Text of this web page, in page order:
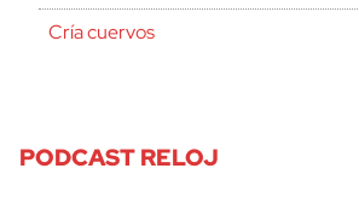
Cría cuervos
PODCAST RELOJ